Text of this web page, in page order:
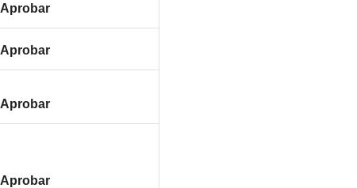
Aprobar
Aprobar
Aprobar
Aprobar